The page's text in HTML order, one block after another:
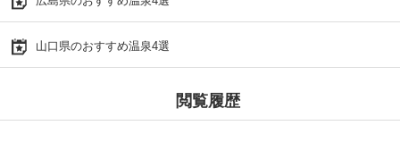
山口県のおすすめ温泉4選
閲覧履歴